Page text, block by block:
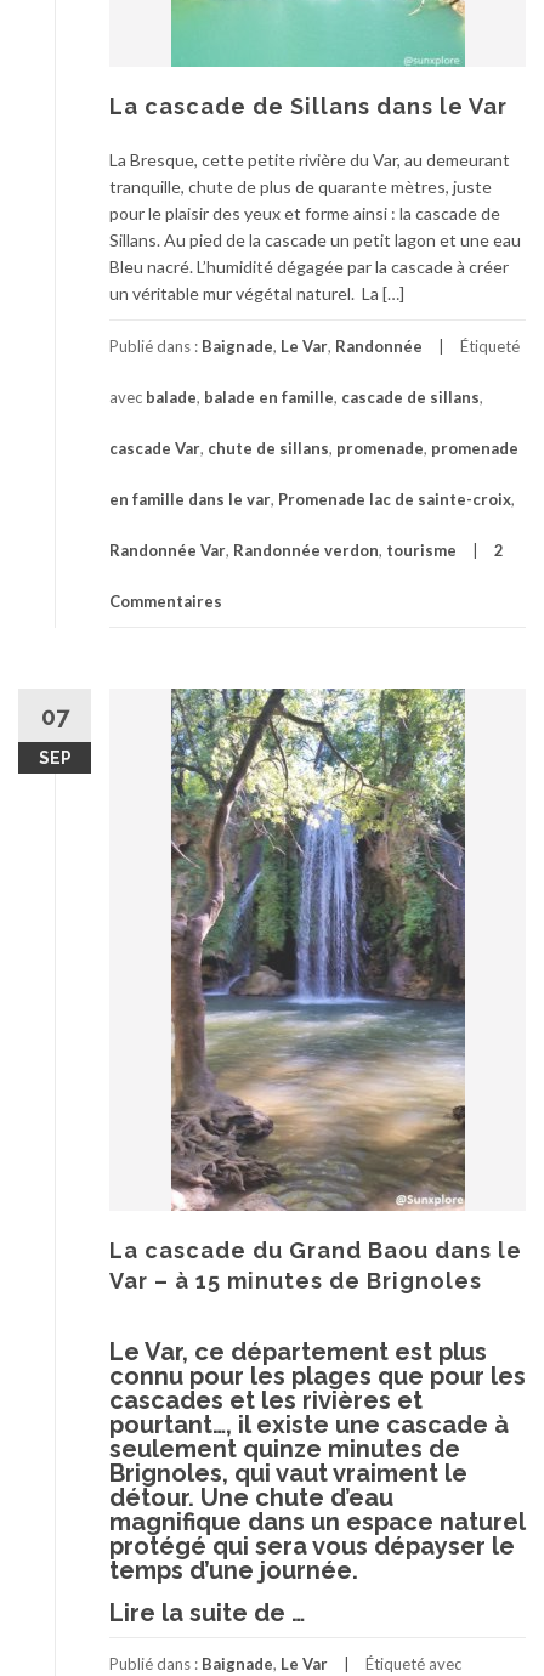
La cascade de Sillans dans le Var
La Bresque, cette petite rivière du Var, au demeurant
tranquille, chute de plus de quarante mètres, juste
pour le plaisir des yeux et forme ainsi : la cascade de
Sillans. Au pied de la cascade un petit lagon et une eau
Bleu nacré. L’humidité dégagée par la cascade à créer
un véritable mur végétal naturel. La […]
Publié dans : Baignade, Le Var, Randonnée Étiqueté
avec balade, balade en famille, cascade de sillans,
cascade Var, chute de sillans, promenade, promenade
en famille dans le var, Promenade lac de sainte-croix,
Randonnée Var, Randonnée verdon, tourisme 2
Commentaires
07
SEP
La cascade du Grand Baou dans le
Var – à 15 minutes de Brignoles
Le Var, ce département est plus
connu pour les plages que pour les
cascades et les rivières et
pourtant…, il existe une cascade à
seulement quinze minutes de
Brignoles, qui vaut vraiment le
détour. Une chute d’eau
magnifique dans un espace naturel
protégé qui sera vous dépayser le
temps d’une journée.
Lire la suite de à
cascade
…
Publié dans : Baignade, Le Var Étiqueté avec